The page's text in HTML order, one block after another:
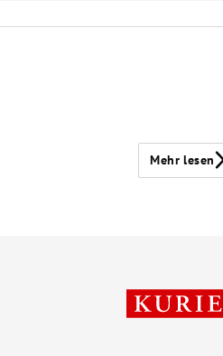
Mehr lesen